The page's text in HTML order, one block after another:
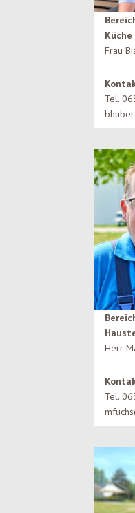
Küche
Frau
Tel.
Herr
Tel.